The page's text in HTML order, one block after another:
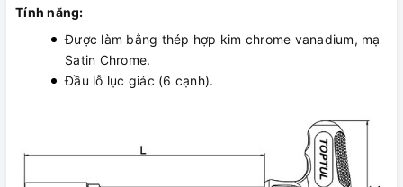
Tính năng:
Được làm bằng thép hợp kim chrome vanadium, mạ
Satin Chrome.
Đầu lỗ lục giác (6 cạnh).